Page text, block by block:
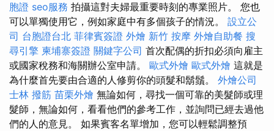
胞證 seo服務 拍攝這對夫婦最重要時刻的專業照片。 您也
可以單獨使用它，例如家庭中有多個孩子的情況。 設立公
司 台胞證台北 菲律賓簽證 外燴 新竹 按摩 外燴自助餐 搜
尋引擎 柬埔寨簽證 關鍵字公司 首次配偶的折扣必須向雇主
或國家稅務和海關辦公室申請。 歐式外燴 歐式外燴 這就是
為什麼首先要由合適的人修剪你的頭髮和鬍鬚。 外燴公司
士林 撥筋 苗栗外燴 無論如何，尋找一個可靠的美髮師或理
髮師，無論如何，看看他們的參考工作，並詢問已經去過他
們的人的意見。 如果賓客名單增加，您可以輕鬆調整預